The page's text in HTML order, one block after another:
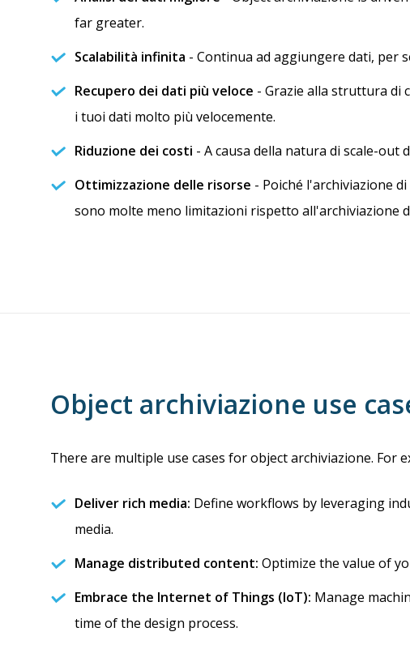
far greater.
Scalabilità infinita - Continua ad aggiungere dati, per
Recupero dei dati più veloce - Grazie alla struttura di
i tuoi dati molto più velocemente.
Riduzione dei costi - A causa della natura di scale-
Ottimizzazione delle risorse - Poiché l'archiviazione
sono molte meno limitazioni rispetto all'archiviazione
Object archiviazione use
There are multiple use cases for object archiviazione. For
Deliver rich media: Define workflows by leveraging
media.
Manage distributed content: Optimize the value of
Embrace the Internet of Things (IoT): Manage
time of the design process.